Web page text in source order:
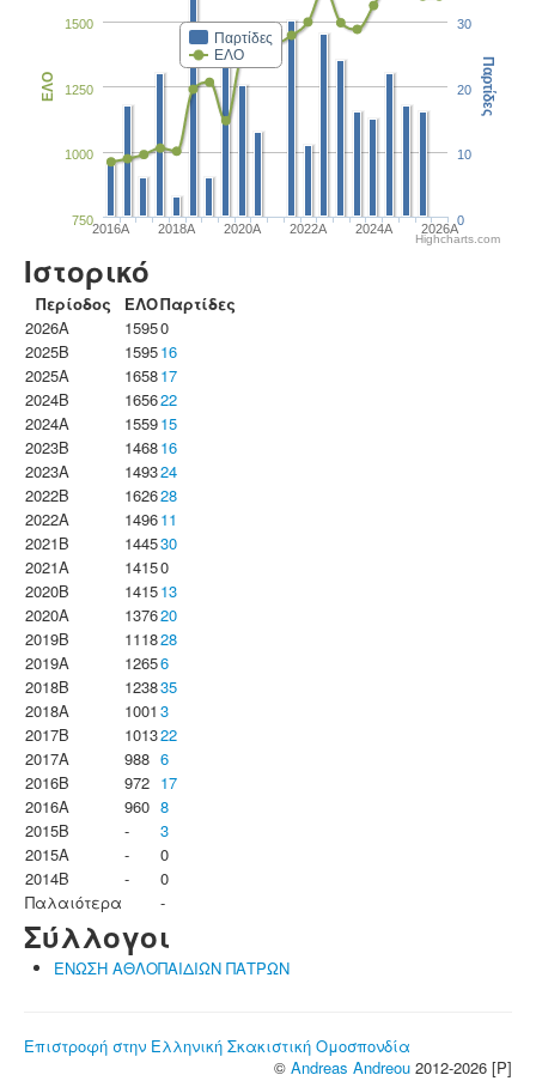
Παρτίδες
ΕΛΟ
2016A 2018A 2020A 2022A 2024A 2026A
1000
750
1250
1500
ΕΛΟ
0
10
20
30
Παρτίδες
Highcharts.com
Ιστορικό
Περίοδος ΕΛΟΠαρτίδες
2026A
15950
2025B
159516
2025A
165817
2024B
165622
2024A
155915
2023B
146816
2023Α
149324
2022B
162628
2022A
149611
2021B
144530
2021A
14150
2020B
141513
2020A
137620
2019B
111828
2019A
12656
2018B
123835
2018A
1001 3
2017B
101322
2017A
988 6
2016B
972 17
2016A
960 8
2015B
-
3
2015A
-
0
2014B
-
0
Παλαιότερα
-
Σύλλογοι
ΕΝΩΣΗ ΑΘΛΟΠΑΙΔΙΩΝ ΠΑΤΡΩΝ
Επιστροφή στην Ελληνική Σκακιστική Ομοσπονδία
© Andreas Andreou 2012-2026 [P]